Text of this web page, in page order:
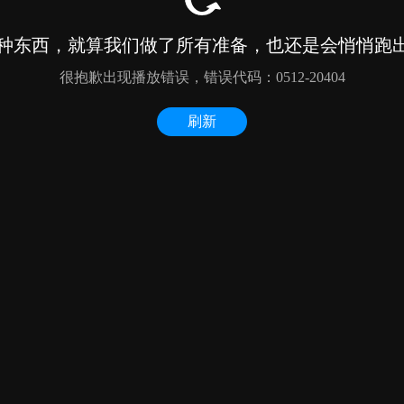
东西，就算我们做了所有准备，也还是会悄悄跑
很抱歉出现播放错误，错误代码：0512-20404
刷新